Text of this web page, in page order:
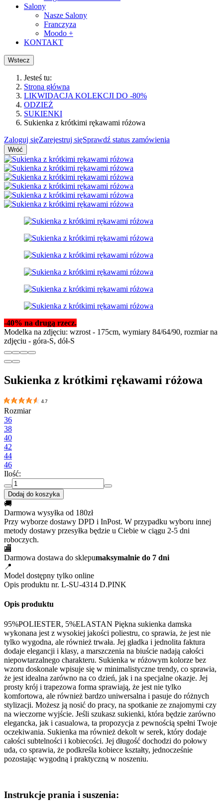
Salony
Nasze Salony
Franczyza
Moodo +
KONTAKT
Wstecz
Jesteś tu:
Strona główna
LIKWIDACJA KOLEKCJI DO -80%
ODZIEŻ
SUKIENKI
Sukienka z krótkimi rękawami różowa
Zaloguj sięZarejestruj sięSprawdź status zamówienia
Wróć
-40% na drugą rzecz.
Modelka na zdjęciu: wzrost - 175cm, wymiary 84/64/90, rozmiar na
zdjęciu - góra-S, dół-S
Sukienka z krótkimi rękawami różowa
4.7
Rozmiar
36
38
40
42
44
46
Ilość:
Dodaj do koszyka
🚚
Darmowa wysyłka od 180zł
Przy wyborze dostawy DPD i InPost. W przypadku wyboru innej
metody dostawy przesyłka będzie u Ciebie w ciągu 2-5 dni
roboczych.
🏬
Darmowa dostawa do sklepumaksymalnie do 7 dni
📍
Model dostępny tylko online
Opis produktu nr. L-SU-4314 D.PINK
Opis produktu
95%POLIESTER, 5%ELASTAN Piękna sukienka damska
wykonana jest z wysokiej jakości poliestru, co sprawia, że jest nie
tylko wygodna, ale również trwała. Jej gładka i jednolita faktura
dodaje elegancji i klasy, a marszczenia na biuście nadają całości
niepowtarzalnego charakteru. Sukienka w różowym kolorze bez
wzoru doskonale wpisuje się w minimalistyczne trendy, co sprawia,
że jest idealna zarówno na co dzień, jak i na specjalne okazje. Jej
prosty krój i trapezowa forma sprawiają, że jest nie tylko
komfortowa, ale również bardzo uniwersalna i pasuje do różnych
stylizacji. Możesz ją nosić do pracy, na spotkanie ze znajomymi czy
na wieczorne wyjście. Jeśli szukasz sukienki, która będzie zarówno
elegancka, jak i casualowa, ta propozycja z pewnością spełni Twoje
oczekiwania. Sukienka ma również dekolt w serek, który dodaje
całości subtelności i kobiecości. Jej długość dochodzi do połowy
uda, co sprawia, że podkreśla kobiece kształty, jednocześnie
pozostając wygodną i praktyczną w noszeniu.
Instrukcje prania i suszenia: